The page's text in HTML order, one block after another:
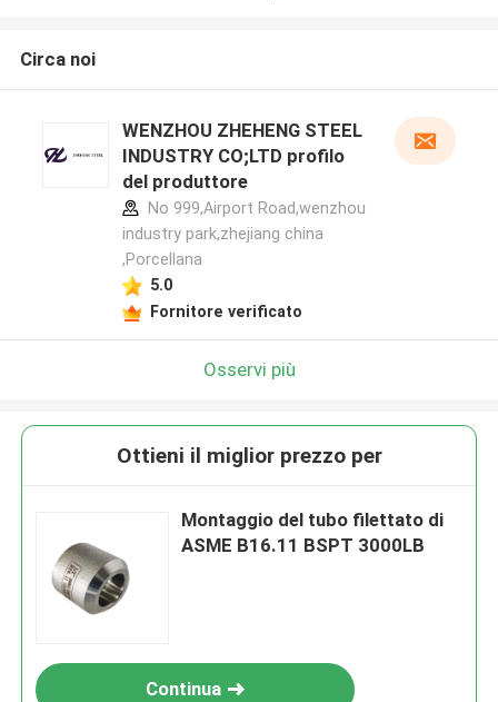
Circa noi
WENZHOU ZHEHENG STEEL
INDUSTRY CO;LTD profilo
del produttore
No 999,Airport Road,wenzhou
industry park,zhejiang china
,Porcellana
5.0
Fornitore verificato
Osservi più
Ottieni il miglior prezzo per
Montaggio del tubo filettato di
ASME B16.11 BSPT 3000LB
Continua